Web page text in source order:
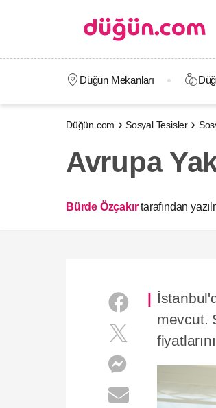
Düğün Mekanları
Düğün.com Sosyal Tesisler
Avrupa
Bürde Özçakırtarafından
mevcut.